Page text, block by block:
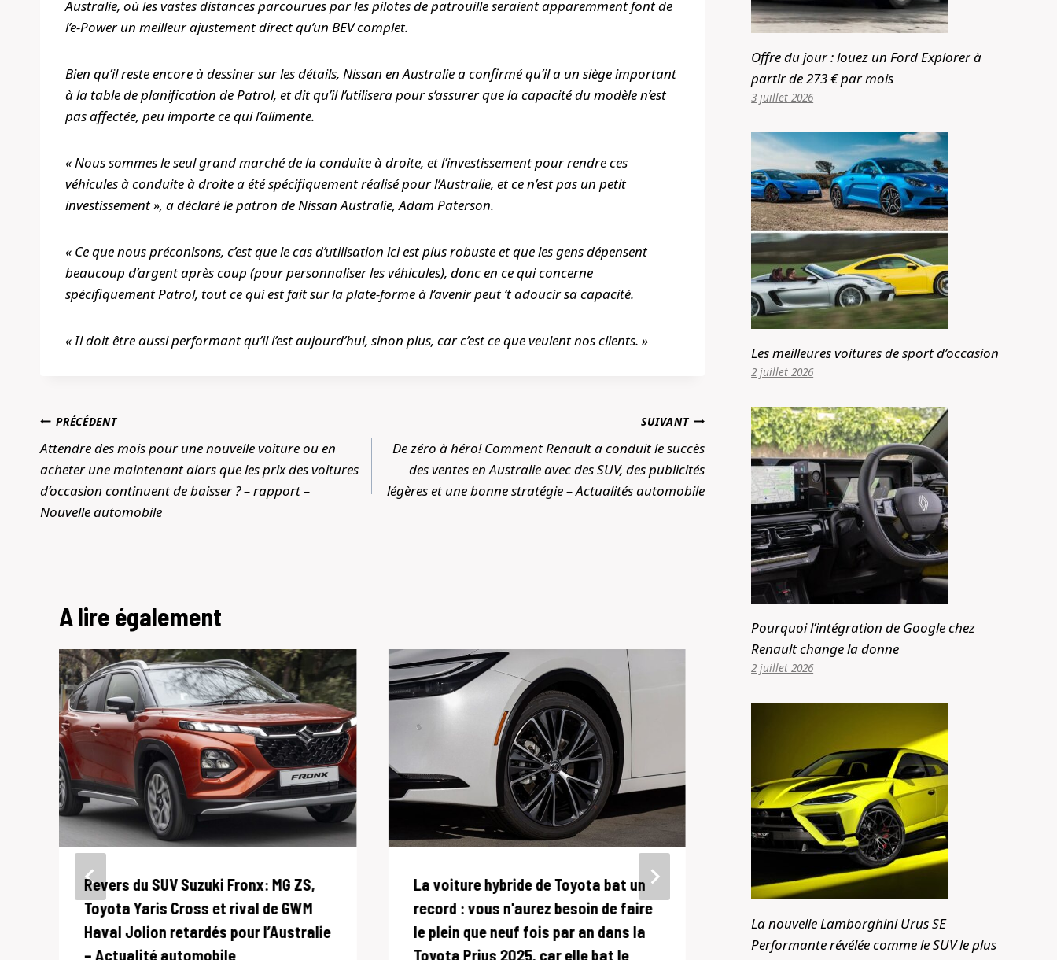
Australie, où les vastes distances parcourues par les pilotes de patrouille seraient apparemment font de
l’e-Power un meilleur ajustement direct qu’un BEV complet.
Bien qu’il reste encore à dessiner sur les détails, Nissan en Australie a confirmé qu’il a un siège important
à la table de planification de Patrol, et dit qu’il l’utilisera pour s’assurer que la capacité du modèle n’est
pas affectée, peu importe ce qui l’alimente.
« Nous sommes le seul grand marché de la conduite à droite, et l’investissement pour rendre ces
véhicules à conduite à droite a été spécifiquement réalisé pour l’Australie, et ce n’est pas un petit
investissement », a déclaré le patron de Nissan Australie, Adam Paterson.
« Ce que nous préconisons, c’est que le cas d’utilisation ici est plus robuste et que les gens dépensent
beaucoup d’argent après coup (pour personnaliser les véhicules), donc en ce qui concerne
spécifiquement Patrol, tout ce qui est fait sur la plate-forme à l’avenir peut ‘t adoucir sa capacité.
« Il doit être aussi performant qu’il l’est aujourd’hui, sinon plus, car c’est ce que veulent nos clients. »
Navigation
de
l’article
PRÉCÉDENT
Attendre des mois pour une nouvelle voiture ou en
acheter une maintenant alors que les prix des voitures
d’occasion continuent de baisser ? – rapport –
Nouvelle automobile
SUIVANT
De zéro à héro! Comment Renault a conduit le succès
des ventes en Australie avec des SUV, des publicités
légères et une bonne stratégie – Actualités automobile
A lire également
Revers du SUV Suzuki Fronx: MG ZS,
Toyota Yaris Cross et rival de GWM
Haval Jolion retardés pour l’Australie
– Actualité automobile
La voiture hybride de Toyota bat un
record : vous n'aurez besoin de faire
le plein que neuf fois par an dans la
Toyota Prius 2025, car elle bat le
« La marque tout-terrain numéro un
annonce une nouvelle direction, pour
dépasser Toyota, Nissan, Jeep et
Offre du jour : louez un Ford Explorer à
partir de 273 € par mois
3 juillet 2026
Les meilleures voitures de sport d’occasion
2 juillet 2026
Pourquoi l’intégration de Google chez
Renault change la donne
2 juillet 2026
La nouvelle Lamborghini Urus SE
Performante révélée comme le SUV le plus